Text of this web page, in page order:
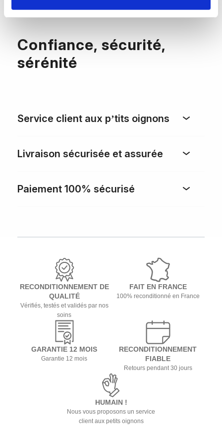
Confiance, sécurité,
sérénité
Service client aux p’tits oignons
Livraison sécurisée et assurée
Paiement 100% sécurisé
RECONDITIONNEMENT DE
QUALITÉ
Vérifiés, testés et validés par nos
soins
FAIT EN FRANCE
100% reconditionné en France
GARANTIE 12 MOIS
Garantie 12 mois
RECONDITIONNEMENT
FIABLE
Retours pendant 30 jours
HUMAIN !
Nous vous proposons un service
client aux petits oignons